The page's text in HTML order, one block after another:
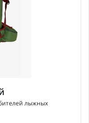
лыжных